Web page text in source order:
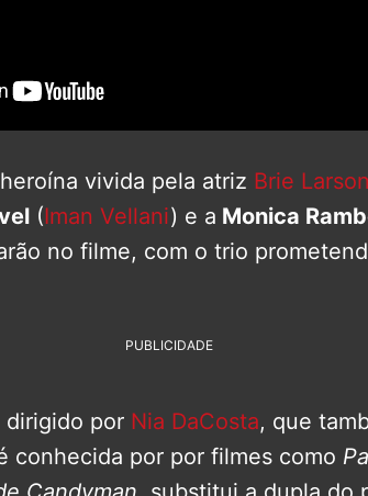
vivida pela atriz Brie Larson
(Iman Vellani) e a Monica
no filme, com o trio
PUBLICIDADE
dirigido por Nia DaCosta, que
conhecida por por filmes como